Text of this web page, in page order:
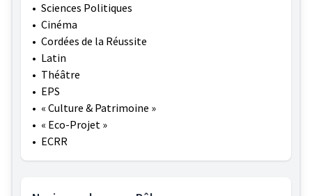
• Sciences Politiques
• Cinéma
• Cordées de la Réussite
• Latin
• Théâtre
• EPS
• « Culture & Patrimoine »
• « Eco-Projet »
• ECRR